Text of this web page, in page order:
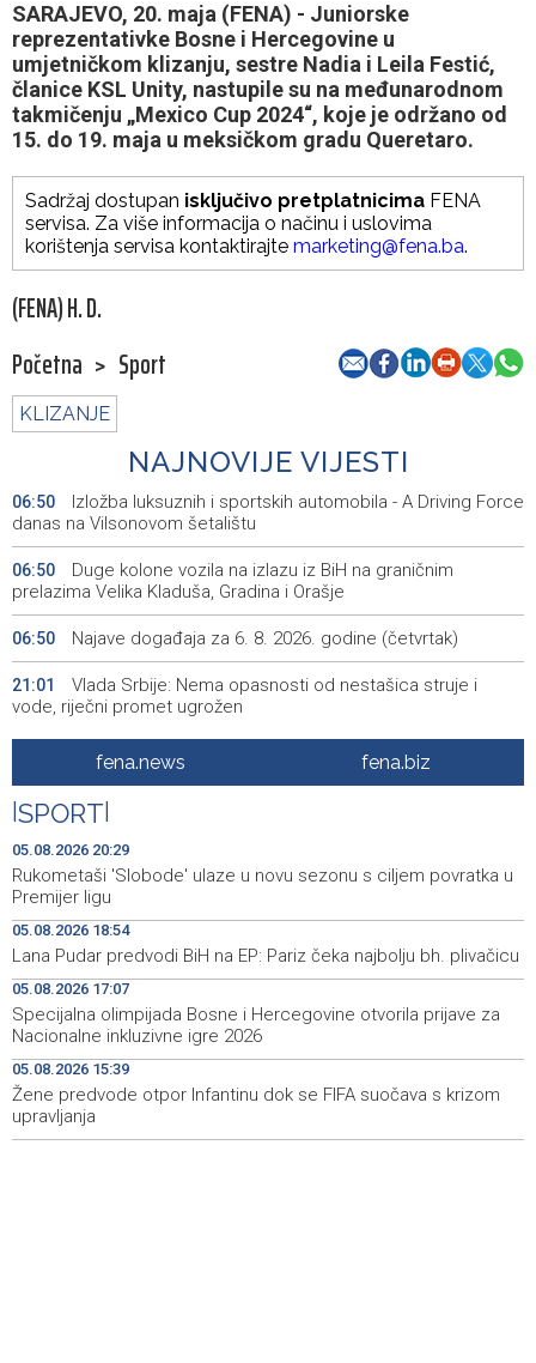
SARAJEVO, 20. maja (FENA) - Juniorske
reprezentativke Bosne i Hercegovine u
umjetničkom klizanju, sestre Nadia i Leila Festić,
članice KSL Unity, nastupile su na međunarodnom
takmičenju „Mexico Cup 2024“, koje je održano od
15. do 19. maja u meksičkom gradu Queretaro.
Sadržaj dostupan isključivo pretplatnicima FENA
servisa. Za više informacija o načinu i uslovima
korištenja servisa kontaktirajte marketing@fena.ba.
(FENA) H. D.
Početna > Sport
KLIZANJE
NAJNOVIJE VIJESTI
06:50
Izložba luksuznih i sportskih automobila - A Driving Force
danas na Vilsonovom šetalištu
06:50
Duge kolone vozila na izlazu iz BiH na graničnim
prelazima Velika Kladuša, Gradina i Orašje
06:50 Najave događaja za 6. 8. 2026. godine (četvrtak)
21:01
Vlada Srbije: Nema opasnosti od nestašica struje i
vode, riječni promet ugrožen
Rukometaši 'Slobode' ulaze u novu sezonu s ciljem
povratka u Premijer ligu
20:17
Ministarstvo za odgoj i obrazovanje KS razvilo sistem
stručne podrške prosvjetnim radnicima
19:32 Announcement of events for Thursday, 6 August 2026
19:26
Rise in electric scooter injuries among children; Biloš:
Head and facial injuries most common
19:25
Ministarstvo saobraćaja KS: Uskoro javna nabavka za
obnovu mosta u ulici Ive Andrića
19:15
Pomozi.ba pomaže Gazi - Od početka 2026. podijeljeno
40.000 toplih obroka, u augustu nove aktivnosti
fena.news fena.biz
SPORT
05.08.2026 20:29
Rukometaši 'Slobode' ulaze u novu sezonu s ciljem povratka u
Premijer ligu
05.08.2026 18:54
Lana Pudar predvodi BiH na EP: Pariz čeka najbolju bh. plivačicu
05.08.2026 17:07
Specijalna olimpijada Bosne i Hercegovine otvorila prijave za
Nacionalne inkluzivne igre 2026
05.08.2026 15:39
Žene predvode otpor Infantinu dok se FIFA suočava s krizom
upravljanja